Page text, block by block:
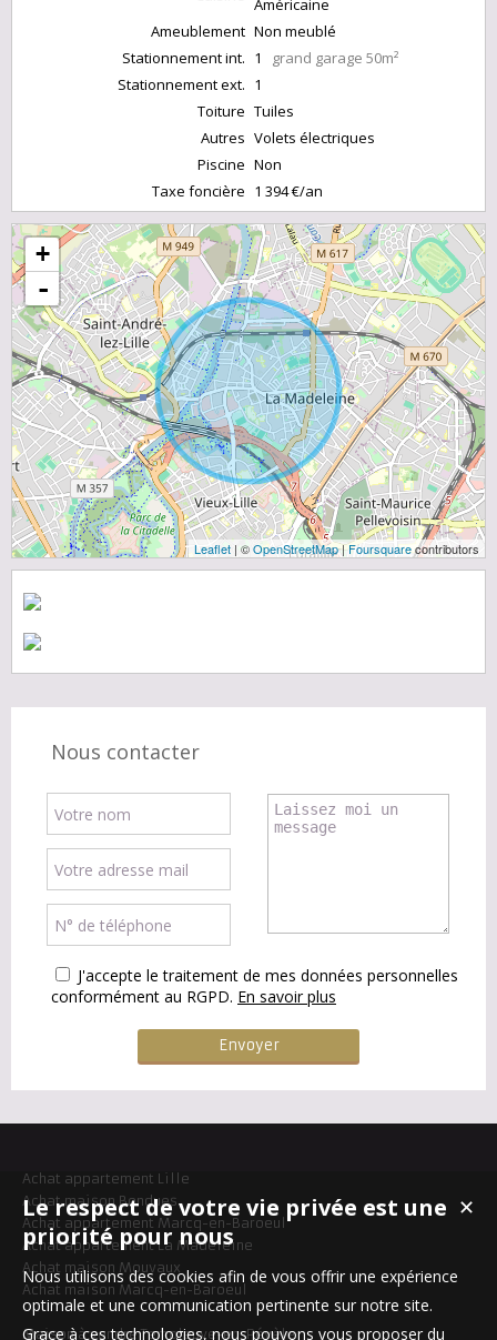
Américaine
Ameublement Non meublé
Stationnement int. 1
grand garage 50m²
Stationnement ext. 1
Toiture Tuiles
Autres Volets électriques
Piscine Non
Taxe foncière 1 394 €/an
+
-
Leaflet | ©OpenStreetMap|Foursquarecontributors
Nous contacter
J'accepte le traitement de mes données personnelles
conformément au RGPD. En savoir plus
Achat appartement Lille
Achat maison Bondues
Achat appartement Marcq-en-Baroeul
Achat appartement La Madeleine
Achat maison Mouvaux
Achat maison Marcq-en-Baroeul
Maison à vendre Templeuve-en-Pévèle
✕
Le respect de votre vie privée est une
priorité pour nous
Nous utilisons des cookies afin de vous offrir une expérience
optimale et une communication pertinente sur notre site.
Grace à ces technologies, nous pouvons vous proposer du